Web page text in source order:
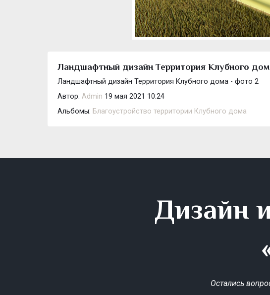
Ландшафтный дизайн Территория Клубного
Ландшафтный дизайн Территория Клубного дома - фото 2
Автор: Admin 19 мая 2021 10:24
Альбомы: Благоустройство территории Клубного дома
Дизайн
Остались